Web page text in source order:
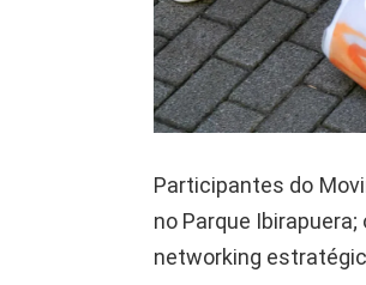
Participantes do
no Parque
networking